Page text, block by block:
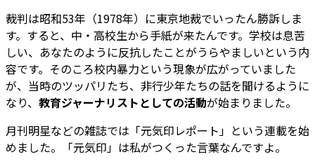
裁判は昭和53年（1978年）に東京地裁でいったん勝訴しま
す。すると、中・高校生から手紙が来たんです。学校は息苦
しい、あなたのように反抗したことがうらやましいという内
容です。そのころ校内暴力という現象が広がっていました
が、当時のツッパリたち、非行少年たちの話を聞けるように
なり、 教育ジャーナリストとしての活動が始まりました。
月刊明星などの雑誌では「元気印レポート」という連載を始
めました。「元気印」は私がつくった言葉なんですよ。